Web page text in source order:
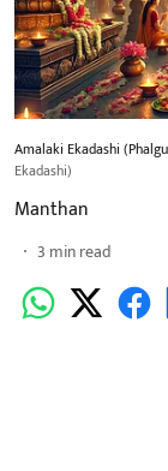
Amalaki Ekadashi
Ekadashi)
Manthan
3 min read